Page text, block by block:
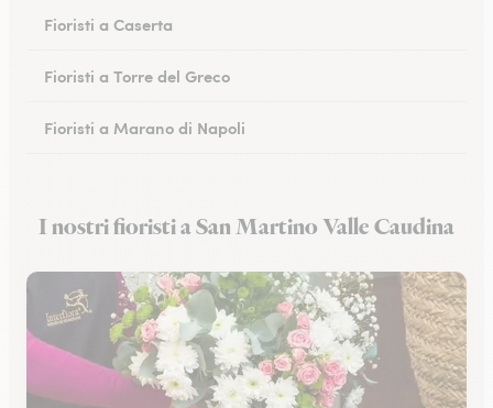
Fioristi a Caserta
Fioristi a Torre del Greco
Fioristi a Marano di Napoli
Fioristi a Castellammare di Stabia
I nostri fioristi a San Martino Valle Caudina